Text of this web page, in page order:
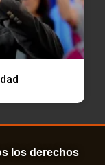
los derechos